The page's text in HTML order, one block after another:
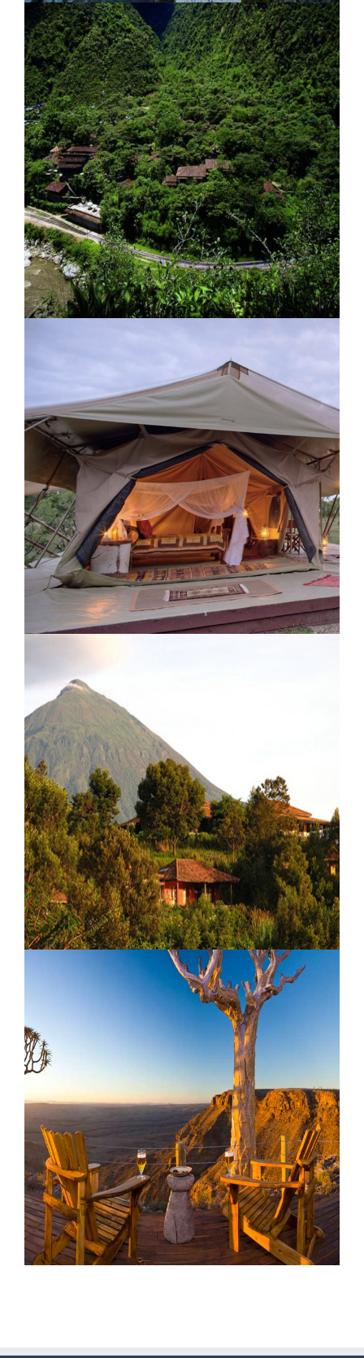
Juvet Landscape Hotel
Inkaterra Machu Picchu Pueblo Hotel
Saruni Wild Camp
Lodge Virunga